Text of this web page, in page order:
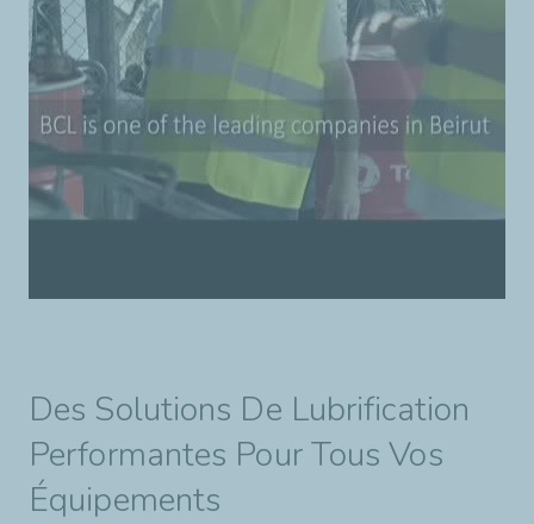
Des Solutions De Lubrification
Performantes Pour Tous Vos
Équipements